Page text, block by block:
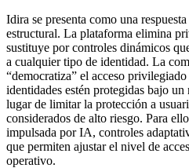
Idira se presenta como una
estructural. La plataforma elimina
sustituye por controles dinámicos
a cualquier tipo de identidad. La
“democratiza” el acceso
identidades estén protegidas bajo
lugar de limitar la protección a
considerados de alto riesgo. Para
impulsada por IA, controles
que permiten ajustar el nivel de
operativo.